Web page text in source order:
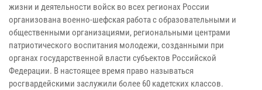
жизни и деятельности войск во всех регионах России
организована военно-шефская работа с образовательными и
общественными организациями, региональными центрами
патриотического воспитания молодежи, созданными при
органах государственной власти субъектов Российской
Федерации. В настоящее время право называться
росгвардейскими заслужили более 60 кадетских классов.